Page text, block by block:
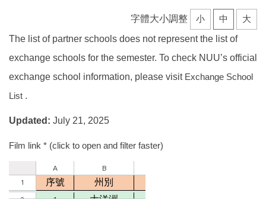
字體大小調整 小 中
大
The list of partner schools does not represent the list of
exchange schools for the semester. To check NUU’s official
exchange school information, please visit Exchange School
List .
Updated: July 21, 2025
Film link * (click to open and filter faster)